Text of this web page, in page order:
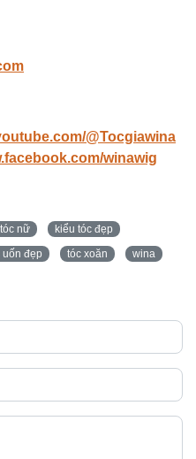
@Tocgiawina
winawig
nữ
kiểu tóc đẹp
uốn đẹp tóc xoăn wina